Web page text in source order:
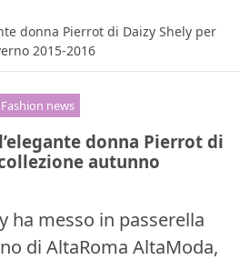
donna Pierrot di Daizy Shely per
2015-2016
Fashion news
donna Pierrot di
autunno
ha messo in passerella
di AltaRoma AltaModa,